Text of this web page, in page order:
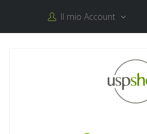
Il mio Account